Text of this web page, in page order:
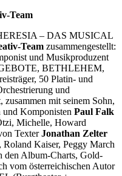
Team
– DAS MUSICAL
Team zusammengestellt:
und Musikproduzent
BETHLEHEM,
50 Platin- und
und
mit seinem Sohn,
und Komponisten Paul Falk
Michelle, Howard
TexterJonathan Zelter
Kaiser, Peggy March
den Album-Charts, Gold-
vom österreichischen Autor